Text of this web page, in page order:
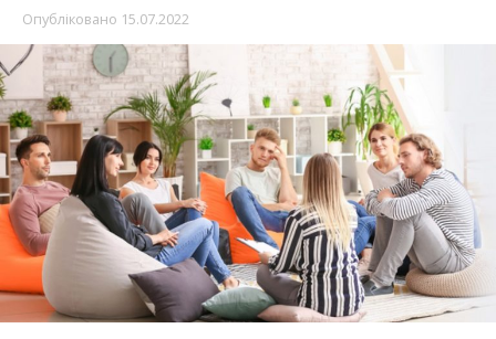
Опубліковано 15.07.2022